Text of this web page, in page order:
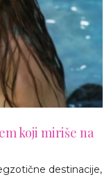
koji miriše na
destinacije,